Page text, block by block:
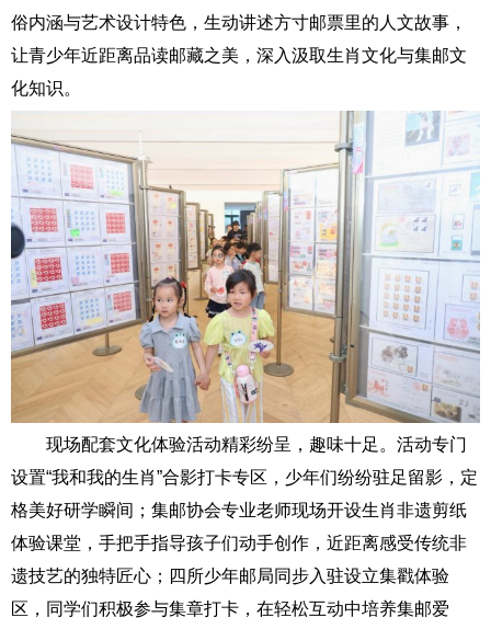
俗内涵与艺术设计特色，生动讲述方寸邮票里的人文故事，
让青少年近距离品读邮藏之美，深入汲取生肖文化与集邮文
化知识。
现场配套文化体验活动精彩纷呈，趣味十足。活动专门
设置“我和我的生肖”合影打卡专区，少年们纷纷驻足留影，定
格美好研学瞬间；集邮协会专业老师现场开设生肖非遗剪纸
体验课堂，手把手指导孩子们动手创作，近距离感受传统非
遗技艺的独特匠心；四所少年邮局同步入驻设立集戳体验
区，同学们积极参与集章打卡，在轻松互动中培养集邮爱